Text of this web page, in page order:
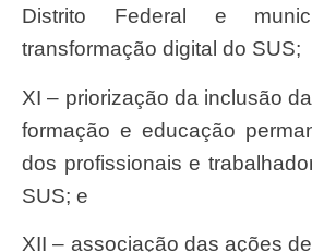
Distrito Federal e
transformação digital do SUS;
XI – priorização da inclusão da saúde digital na
formação e educação
dos profissionais e
SUS; e
XII – associação das ações de saúde digital do